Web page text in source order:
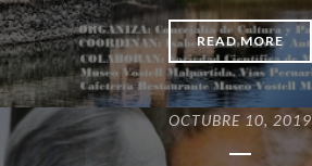
READ MORE
OCTUBRE 10, 2019